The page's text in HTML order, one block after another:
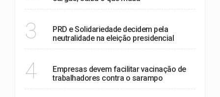
3
PRD e Solidariedade decidem pela
neutralidade na eleição presidencial
4
Empresas devem facilitar vacinação de
trabalhadores contra o sarampo